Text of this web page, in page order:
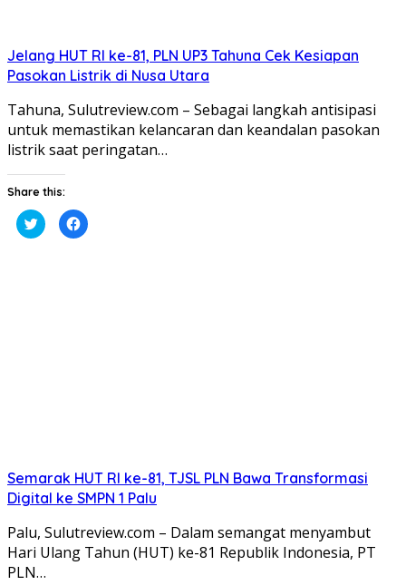
Jelang HUT RI ke-81, PLN UP3 Tahuna Cek Kesiapan
Pasokan Listrik di Nusa Utara
Tahuna, Sulutreview.com – Sebagai langkah antisipasi
untuk memastikan kelancaran dan keandalan pasokan
listrik saat peringatan…
Share this:
Klik
untuk
berbagi
Klik
untuk
Semarak HUT RI ke-81, TJSL PLN Bawa Transformasi
Digital ke SMPN 1 Palu
Palu, Sulutreview.com – Dalam semangat menyambut
Hari Ulang Tahun (HUT) ke-81 Republik Indonesia, PT
PLN…